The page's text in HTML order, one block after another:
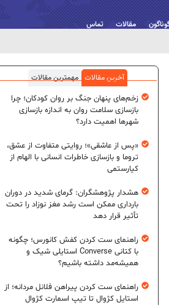
مقالات تماس
آخرین مقالات مهمترین مقالات
زخم‌های پنهان جنگ بر روان کودکان؛ چرا
بازسازی سلامت روان به اندازه بازسازی
شهرها اهمیت دارد؟
«پس از عاشقی»؛ روایتی متفاوت از عشق،
تروما و بازسازی خاطرات انسانی با الهام از
کیارستمی
هشدار پژوهشگران: گرمای شدید در دوران
بارداری ممکن است رشد مغز نوزاد را تحت
تأثیر قرار دهد
راهنمای ست کردن کفش کانورس؛ چگونه
با کتانی Converse استایلی شیک و
همیشه‌مد داشته باشیم؟
راهنمای ست کردن پیراهن فلانل مردانه؛ از
استایل کژوال تا تیپ اسمارت کژوال